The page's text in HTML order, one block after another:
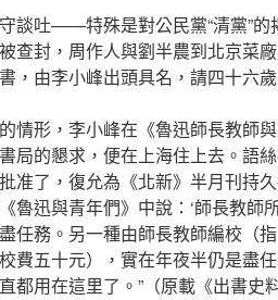
談吐——特殊是對公民黨“清黨”
查封，周作人與劉半農到北京菜
，由李小峰出頭具名，請四十六
情形，李小峰在《魯迅師長教師
局的懇求，便在上海住上去。語
准了，復允為《北新》半月刊持
魯迅與青年們》中說：‘師長教師
任務。另一種由師長教師編校（
費五十元），實在年夜半仍是盡
都用在這里了。”（原載《出書史